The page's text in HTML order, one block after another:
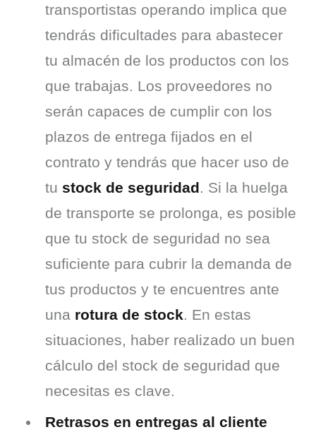
transportistas operando implica que
tendrás dificultades para abastecer
tu almacén de los productos con los
que trabajas. Los proveedores no
serán capaces de cumplir con los
plazos de entrega fijados en el
contrato y tendrás que hacer uso de
tu stock de seguridad . Si la huelga
de transporte se prolonga, es posible
que tu stock de seguridad no sea
suficiente para cubrir la demanda de
tus productos y te encuentres ante
una rotura de stock . En estas
situaciones, haber realizado un buen
cálculo del stock de seguridad que
necesitas es clave.
Retrasos en entregas al cliente